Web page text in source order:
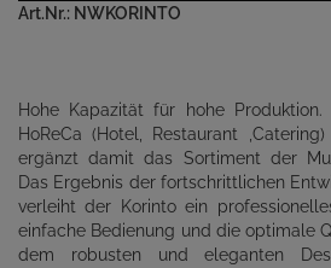
Art.Nr.: NWKORINTO
Hohe Kapazität für hohe
HoReCa (Hotel, Restaurant
ergänzt damit das Sortiment der
Das Ergebnis der fortschrittlichen
verleiht der Korinto ein
einfache Bedienung und die optimale
dem robusten und eleganten